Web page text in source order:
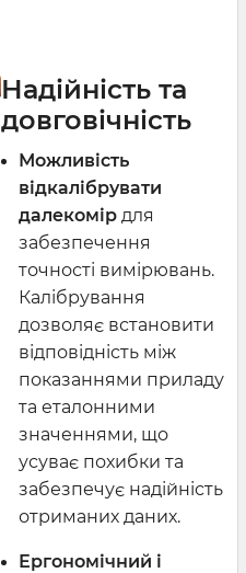
Надійність та
довговічність
Можливість
відкалібрувати
далекомір для
забезпечення
точності вимірювань.
Калібрування
дозволяє встановити
відповідність між
показаннями приладу
та еталонними
значеннями, що
усуває похибки та
забезпечує надійність
отриманих даних.
Ергономічний і